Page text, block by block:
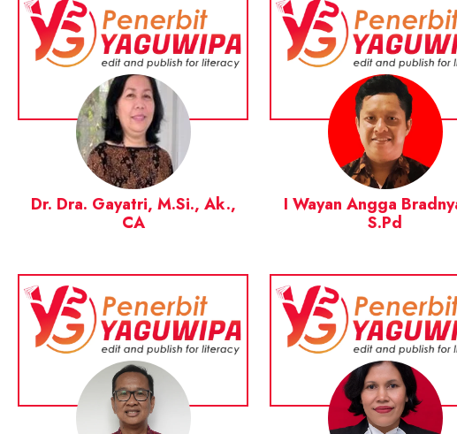
Dr. Dra. Gayatri, M.Si., Ak.,
CA
I Wayan Angga
S.Pd